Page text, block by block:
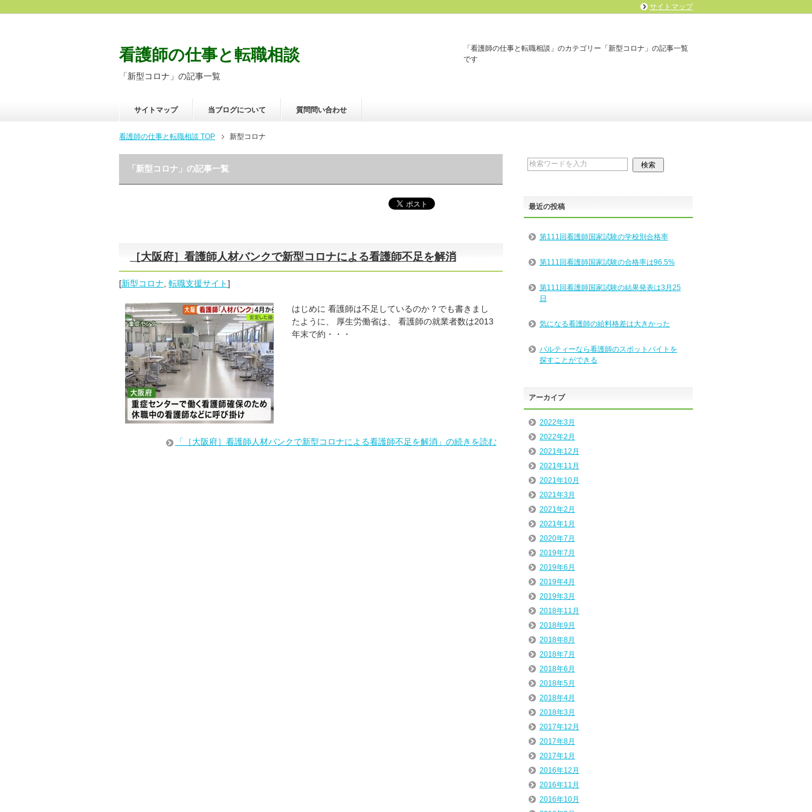
看護師の仕事と転職相談
「新型コロナ」の記事一覧
「看護師の仕事と転職相談」のカテゴリー「新型コロナ」の記事一覧
です
サイトマップ 当ブログについて 質問問い合わせ
看護師の仕事と転職相談 TOP 新型コロナ
「新型コロナ」の記事一覧
［大阪府］看護師人材バンクで新型コロナによる看護師不足を解消
[新型コロナ 転職支援サイト]
はじめに 看護師は不足しているのか？でも書きまし
たように、 厚生労働省は、 看護師の就業者数は2013
年末で約・・・
「［大阪府］看護師人材バンクで新型コロナによる看護師不足を解消」の続きを読む
最近の投稿
第111回看護師国家試験の学校別合格率
第111回看護師国家試験の合格率は96.5%
第111回看護師国家試験の結果発表は3月25
日
気になる看護師の給料格差は大きかった
パルティーなら看護師のスポットバイトを
探すことができる
アーカイブ
2022年3月
2022年2月
2021年12月
2021年11月
2021年10月
2021年3月
2021年2月
2021年1月
2020年7月
2019年7月
2019年6月
2019年4月
2019年3月
2018年11月
2018年9月
2018年8月
2018年7月
2018年6月
2018年5月
2018年4月
2018年3月
2017年12月
2017年8月
2017年1月
2016年12月
2016年11月
2016年10月
サイトマップ